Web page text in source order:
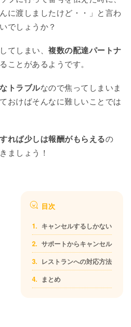
に渡しましたけど・・」と言わ
でしょうか？
してしまい、 複数の配達パートナ
ことがあるようです。
トラブルなので焦ってしまいま
おけばそんなに難しいことでは
れば少しは報酬がもらえるの
ましょう！
目次
キャンセルするしかない
サポートからキャンセル
レストランへの対応方法
まとめ